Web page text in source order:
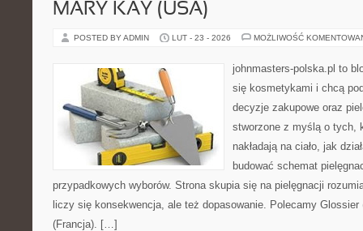
MARY KAY (USA)
POSTED BY ADMIN LUT - 23 - 2026 MOŻLIWOŚĆ
johnmasters-polska.pl to
się kosmetykami i chcą
decyzje zakupowe oraz
stworzone z myślą o tych,
nakładają na ciało, jak
budować schemat
przypadkowych wyborów. Strona skupia się na pielęgnacji
liczy się konsekwencja, ale też dopasowanie. Polecamy Glossier
(Francja). […]